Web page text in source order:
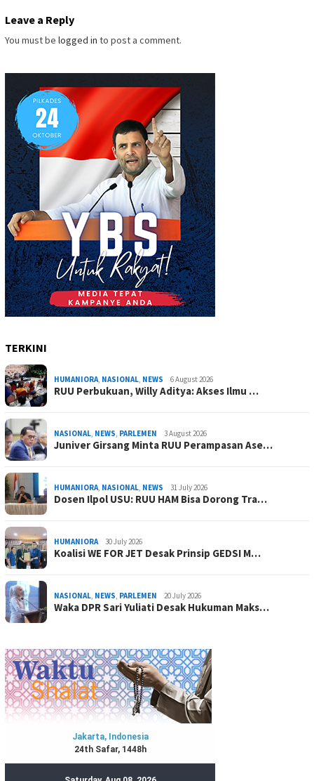
Leave a Reply
You must be logged in to post a comment.
TERKINI
HUMANIORA, NASIONAL, NEWS 6 August 2026
RUU Perbukuan, Willy Aditya: Akses Ilmu …
NASIONAL, NEWS, PARLEMEN 3 August 2026
Juniver Girsang Minta RUU Perampasan Ase…
HUMANIORA, NASIONAL, NEWS 31 July 2026
Dosen Ilpol USU: RUU HAM Bisa Dorong Tra…
HUMANIORA 30 July 2026
Koalisi WE FOR JET Desak Prinsip GEDSI M…
NASIONAL, NEWS, PARLEMEN 20 July 2026
Waka DPR Sari Yuliati Desak Hukuman Maks…